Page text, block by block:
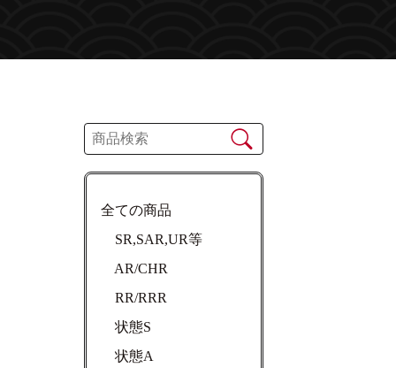
全ての商品
SR,SAR,UR等
AR/CHR
RR/RRR
状態S
状態A